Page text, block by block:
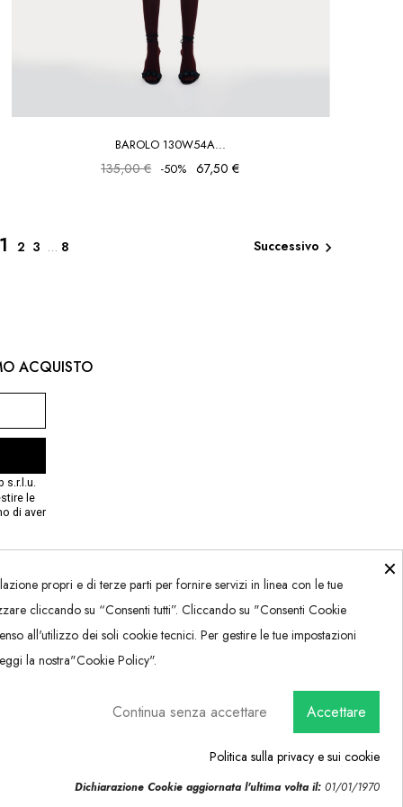
BAROLO 130W54A...
135,00 € -50% 67,50 €
12 3 … 8 Successivo 
ACQUISTO
s.r.l.u.
le
di aver
×
propri e di terze parti per fornire servizi in linea con le tue
cliccando su “Consenti tutti”. Cliccando su "Consenti Cookie
all'utilizzo dei soli cookie tecnici. Per gestire le tue impostazioni
la nostra"Cookie Policy".
Accettare
Continua senza accettare
Politica sulla privacy e sui cookie
Dichiarazione Cookie aggiornata l'ultima volta il: 01/01/1970